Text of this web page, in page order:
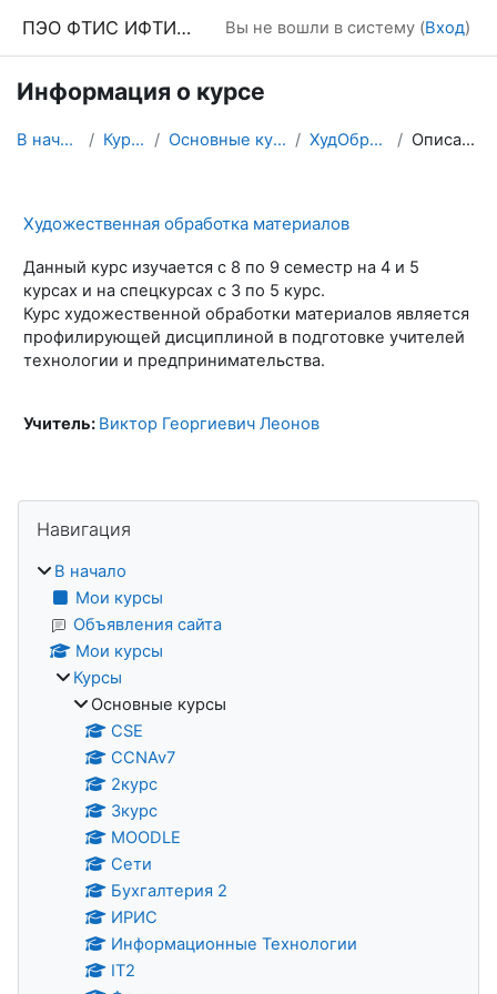
ПЭО ФТИС ИФТИС МПГУ Вы не вошли в систему (Вход)
Информация о курсе
В начало Курсы Основные курсы ХудОбрМат Описание
Художественная обработка материалов
Данный курс изучается с 8 по 9 семестр на 4 и 5
курсах и на спецкурсах с 3 по 5 курс.
Курс художественной обработки материалов является
профилирующей дисциплиной в подготовке учителей
технологии и предпринимательства.
Учитель: Виктор Георгиевич Леонов
Блоки
Навигация
В начало
Мои курсы
Объявления сайта
Мои курсы
Курсы
Основные курсы
CSE
CCNAv7
2курс
3курс
MOODLE
Сети
Бухгалтерия 2
ИРИС
Информационные Технологии
IT2